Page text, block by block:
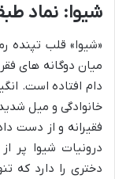
شیوا: نماد
«شیوا» قلب تپنده
میان دوگانه های
دام افتاده است.
خانوادگی و میل
فقیرانه و از دست
درونیات شیوا پر
دختری را دارد که